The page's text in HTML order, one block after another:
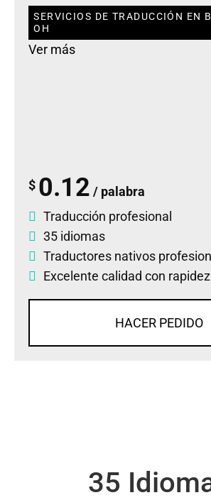
SERVICIOS DE TRADUCCIÓN EN
OH
Ver más
$ 0.12 / palabra
Traducción profesional
35 idiomas
Traductores nativos
Excelente calidad con rapidez
HACER PEDIDO
35